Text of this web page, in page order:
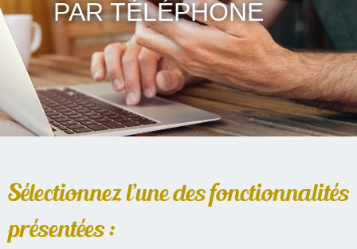
PAR TÉLÉPHONE
Sélectionnez l’une des fonctionnalités
présentées :